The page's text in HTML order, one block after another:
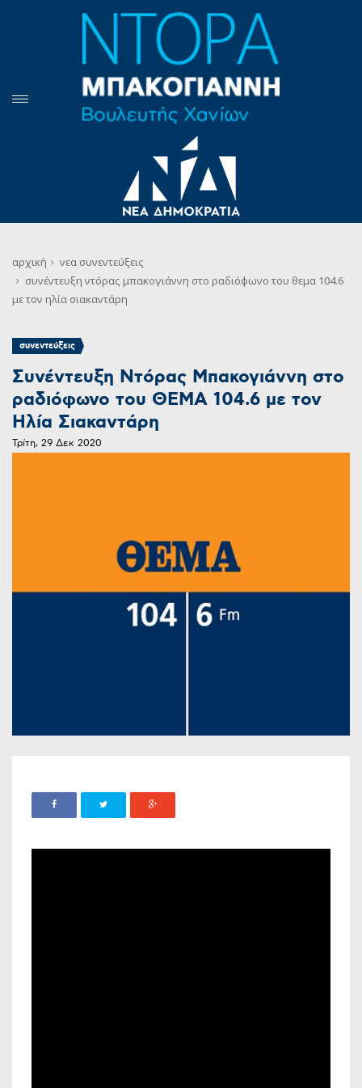
αρχική νεα συνεντεύξεις
συνέντευξη ντόρας μπακογιάννη στο ραδιόφωνο του θεμα 104.6
με τον ηλία σιακαντάρη
συνεντεύξεις
Συνέντευξη Ντόρας Μπακογιάννη στο
ραδιόφωνο του ΘΕΜΑ 104.6 με τον
Ηλία Σιακαντάρη
Τρίτη, 29 Δεκ 2020